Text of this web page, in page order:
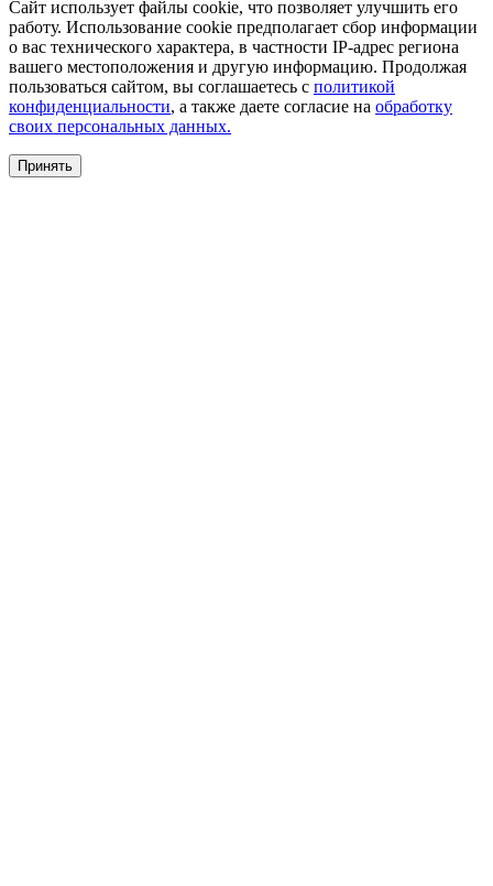
Сайт использует файлы cookie, что позволяет улучшить его
работу. Использование cookie предполагает сбор информации
о вас технического характера, в частности IP-адрес региона
вашего местоположения и другую информацию. Продолжая
пользоваться сайтом, вы соглашаетесь с политикой
конфиденциальности, а также даете согласие на обработку
своих персональных данных.
Принять